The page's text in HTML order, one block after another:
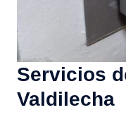
Servicios
Valdilecha